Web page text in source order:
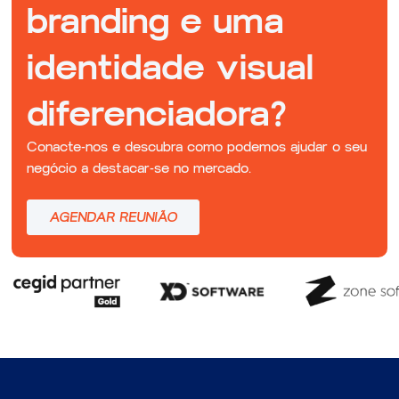
branding e uma
identidade visual
diferenciadora?
Conacte-nos e descubra como podemos ajudar o seu
negócio a destacar-se no mercado.
AGENDAR REUNIÃO